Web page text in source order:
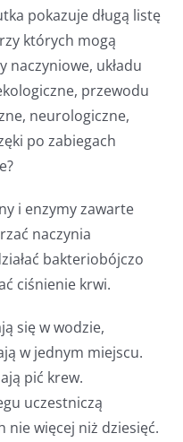
pokazuje długą listę
których mogą
naczyniowe, układu
przewodu
neurologiczne,
po zabiegach
i enzymy zawarte
naczynia
bakteriobójczo
ciśnienie krwi.
się w wodzie,
w jednym miejscu.
pić krew.
uczestniczą
nie więcej niż dziesięć.